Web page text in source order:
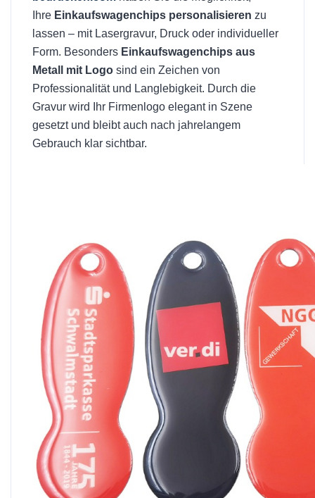
Ihre Einkaufswagenchips personalisieren zu
lassen – mit Lasergravur, Druck oder individueller
Form. Besonders Einkaufswagenchips aus
Metall mit Logo sind ein Zeichen von
Professionalität und Langlebigkeit. Durch die
Gravur wird Ihr Firmenlogo elegant in Szene
gesetzt und bleibt auch nach jahrelangem
Gebrauch klar sichtbar.